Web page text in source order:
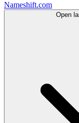
Nameshift.com
Open